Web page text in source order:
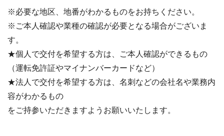
※必要な地区、地番がわかるものをお持ちください。
※ご本人確認や業種の確認が必要となる場合がございま
す。
★個人で交付を希望する方は、ご本人確認ができるもの
（運転免許証やマイナンバーカードなど）
★法人で交付を希望する方は、名刺などの会社名や業務内
容がわかるもの
をご持参いただきますようお願いいたします。